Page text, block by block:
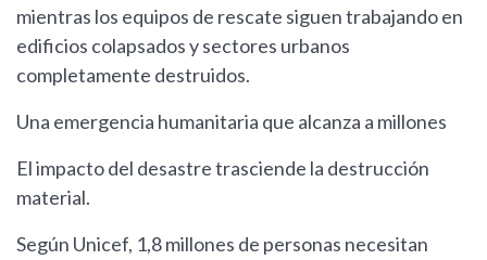
mientras los equipos de rescate siguen trabajando en
edificios colapsados y sectores urbanos
completamente destruidos.
Una emergencia humanitaria que alcanza a millones
El impacto del desastre trasciende la destrucción
material.
Según Unicef, 1,8 millones de personas necesitan